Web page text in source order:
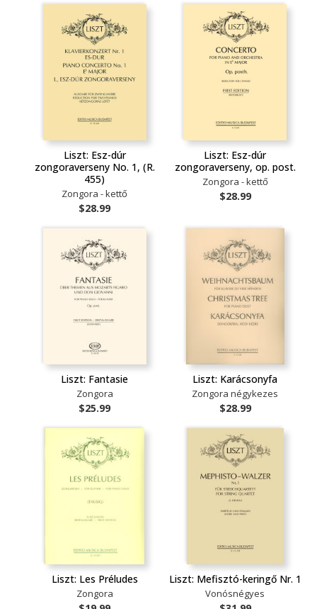
Liszt: Esz-dúr
zongoraverseny No. 1, (R.
455)
Zongora - kettő
$28.99
Liszt: Esz-dúr
zongoraverseny, op. post.
Zongora - kettő
$28.99
Liszt: Fantasie
Zongora
$25.99
Liszt: Karácsonyfa
Zongora négykezes
$28.99
Liszt: Les Préludes
Zongora
Liszt: Mefisztó-keringő Nr. 1
Vonósnégyes